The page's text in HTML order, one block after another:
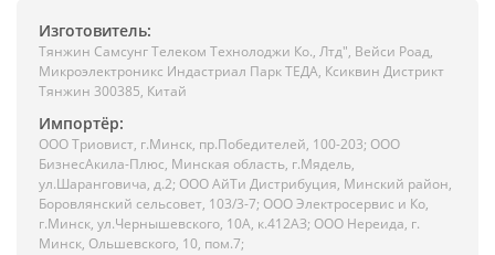
Изготовитель:
Тянжин Самсунг Телеком Технолоджи Ко., Лтд", Вейси Роад,
Микроэлектроникс Индастриал Парк ТЕДА, Ксиквин Дистрикт
Тянжин 300385, Китай
Импортёр:
ООО Триовист, г.Минск, пр.Победителей, 100-203; ООО
БизнесАкила-Плюс, Минская область, г.Мядель,
ул.Шаранговича, д.2; ООО АйТи Дистрибуция, Минский район,
Боровлянский сельсовет, 103/3-7; ООО Электросервис и Ко,
г.Минск, ул.Чернышевского, 10А, к.412АЗ; ООО Нереида, г.
Минск, Ольшевского, 10, пом.7;